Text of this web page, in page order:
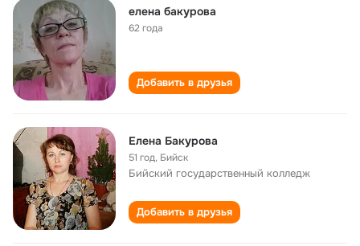
елена бакурова
62 года
Добавить в друзья
Елена Бакурова
51 год, Бийск
Бийский государственный колледж
Добавить в друзья